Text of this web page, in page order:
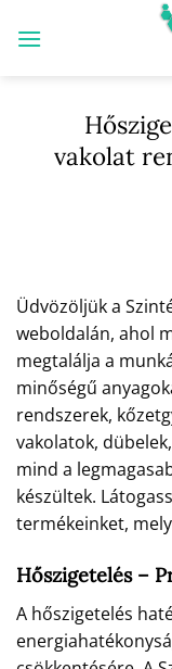
vakolat
Üdvözöljük a
weboldalán, ahol
megtalálja a
minőségű
rendszerek,
vakolatok,
mind a
készültek.
termékeinket,
Hőszigetelés –
A hőszigetelés